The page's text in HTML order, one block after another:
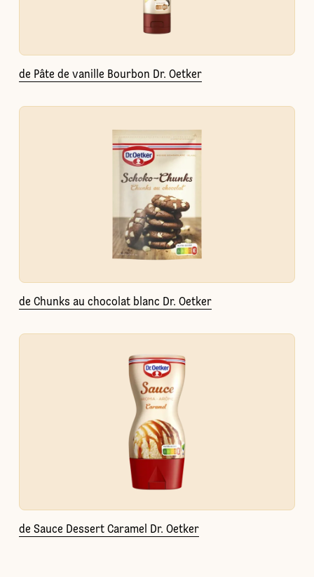
de Pâte de vanille Bourbon Dr. Oetker
de Chunks au chocolat blanc Dr. Oetker
de Sauce Dessert Caramel Dr. Oetker